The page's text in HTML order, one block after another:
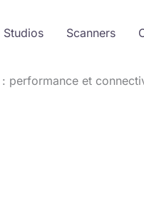
Studios Scanners
performance et